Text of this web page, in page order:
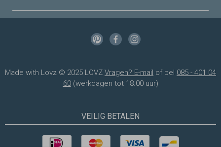
Made with Lovz © 2025 LOVZ Vragen? E-mail of bel 085 - 401 04
60(werkdagen tot 18.00 uur)
VEILIG BETALEN